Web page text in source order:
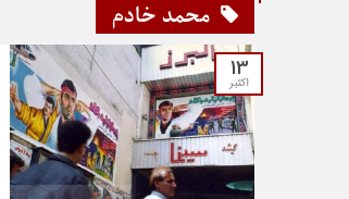
محمد خادم
13
اکتبر